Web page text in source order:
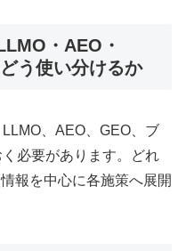
・AEO・
う使い分けるか
、AEO、GEO、ブ
必要があります。どれ
報を中心に各施策へ展開